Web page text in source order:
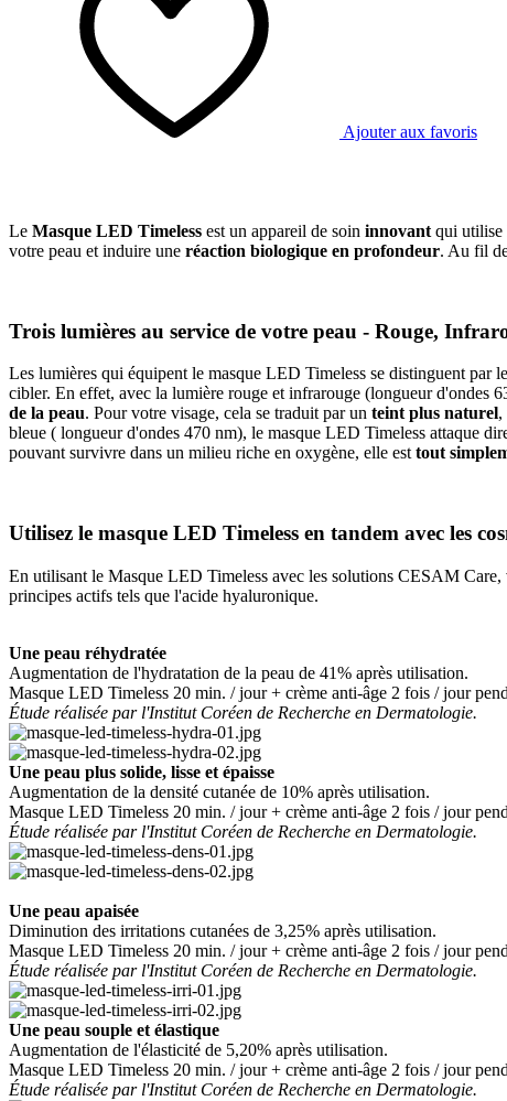
Ajouter aux favoris
Le Masque LED Timeless est un appareil de soin innovant qui utilise
votre peau et induire une réaction biologique en profondeur. Au fil
Trois lumières au service de votre peau - Rouge,
Les lumières qui équipent le masque LED Timeless se distinguent par
cibler. En effet, avec la lumière rouge et infrarouge (longueur d'ondes
de la peau. Pour votre visage, cela se traduit par un teint plus naturel,
bleue ( longueur d'ondes 470 nm), le masque LED Timeless attaque
pouvant survivre dans un milieu riche en oxygène, elle esttout
Utilisez le masque LED Timeless en tandem avec les
En utilisant le Masque LED Timeless avec les solutions CESAM
principes actifs tels que l'acide hyaluronique.
Une peau réhydratée
Augmentation de l'hydratation de la peau de 41% après utilisation.
Masque LED Timeless 20 min. / jour + crème anti-âge 2 fois / jour
Étude réalisée par l'Institut Coréen de Recherche en Dermatologie.
Une peau plus solide, lisse et épaisse
Augmentation de la densité cutanée de 10% après utilisation.
Masque LED Timeless 20 min. / jour + crème anti-âge 2 fois / jour
Étude réalisée par l'Institut Coréen de Recherche en Dermatologie.
Une peau apaisée
Diminution des irritations cutanées de 3,25% après utilisation.
Masque LED Timeless 20 min. / jour + crème anti-âge 2 fois / jour
Étude réalisée par l'Institut Coréen de Recherche en Dermatologie.
Une peau souple et élastique
Augmentation de l'élasticité de 5,20% après utilisation.
Masque LED Timeless 20 min. / jour + crème anti-âge 2 fois / jour
Étude réalisée par l'Institut Coréen de Recherche en Dermatologie.